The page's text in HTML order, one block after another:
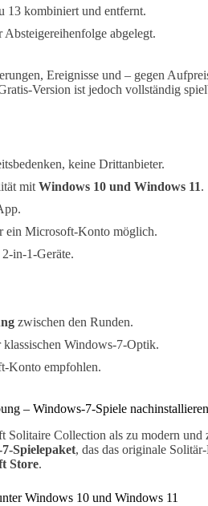
13 kombiniert und entfernt.
abgelegt.
Ereignisse und – gegen
Version ist jedoch vollständig
keine Drittanbieter.
mit Windows 10 und Windows 11.
ein Microsoft-Konto möglich.
in-1-Geräte.
zwischen den Runden.
Windows-7-Optik.
Konto empfohlen.
– Windows-7-Spiele nachinstallieren
Collection als zu modern und
Spielepaket, das das originale
Store.
Windows 10 und Windows 11